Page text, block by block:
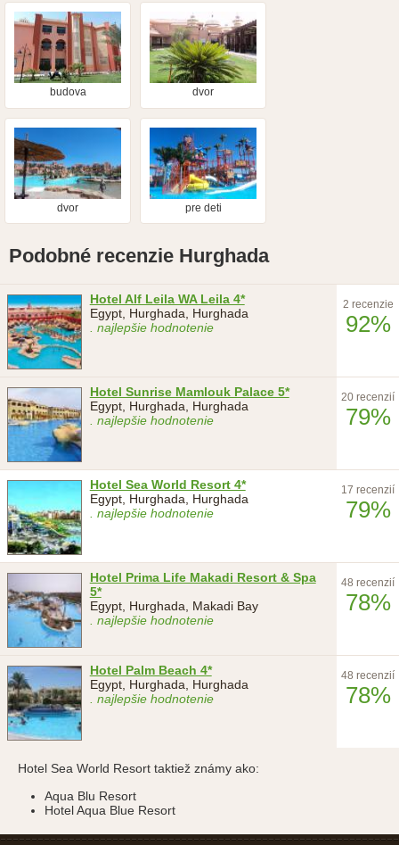
budova dvor
dvor pre deti
Podobné recenzie Hurghada
Hotel Alf Leila WA Leila 4*
Egypt, Hurghada, Hurghada
. najlepšie hodnotenie
2 recenzie
92%
Hotel Sunrise Mamlouk Palace 5*
Egypt, Hurghada, Hurghada
. najlepšie hodnotenie
20 recenzií
79%
Hotel Sea World Resort 4*
Egypt, Hurghada, Hurghada
. najlepšie hodnotenie
17 recenzií
79%
Hotel Prima Life Makadi Resort & Spa
5*
Egypt, Hurghada, Makadi Bay
. najlepšie hodnotenie
48 recenzií
78%
Hotel Palm Beach 4*
Egypt, Hurghada, Hurghada
. najlepšie hodnotenie
48 recenzií
78%
Hotel Sea World Resort taktiež známy ako:
Aqua Blu Resort
Hotel Aqua Blue Resort